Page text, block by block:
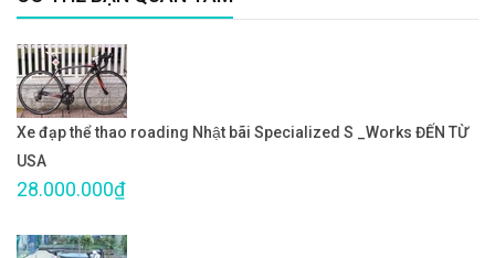
Xe đạp thể thao roading Nhật bãi Specialized S _Works ĐẾN TỪ
USA
28.000.000₫